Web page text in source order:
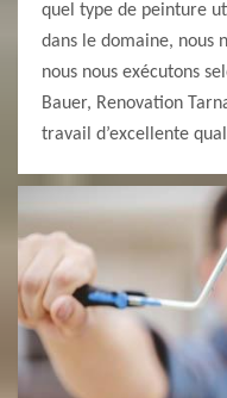
quel type de peinture
dans le domaine, nous
nous nous exécutons
Bauer, Renovation
travail d’excellente